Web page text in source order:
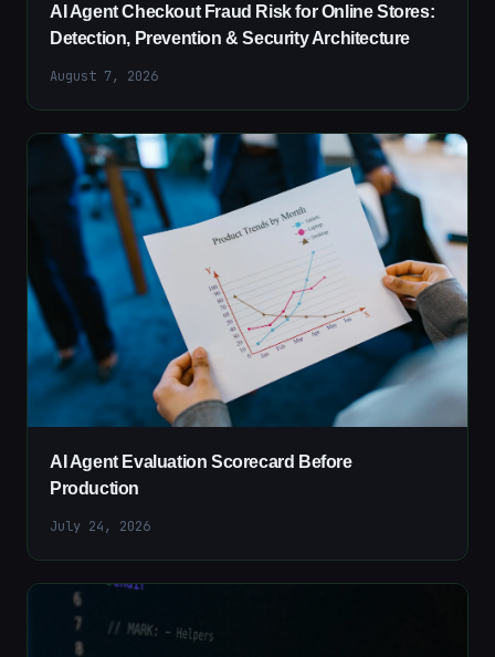
AI Agent Checkout Fraud Risk for Online Stores:
Detection, Prevention & Security Architecture
August 7, 2026
AI Agent Evaluation Scorecard Before
Production
July 24, 2026